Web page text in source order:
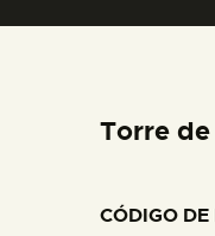
EL
Torre
CÓDIGO DE